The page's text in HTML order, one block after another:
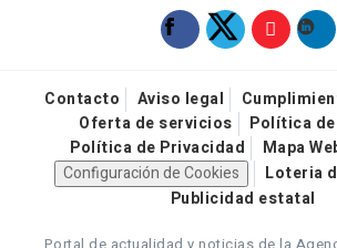
Contacto Aviso legal
Oferta de servicios
Política
Política de Privacidad
Mapa
Configuración de Cookies
Loteria
Publicidad estatal